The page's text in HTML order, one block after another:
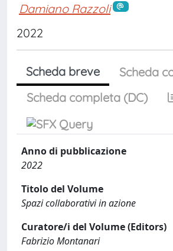
Damiano Razzoli
2022
Scheda breve
Scheda
Scheda completa (DC)
Anno di pubblicazione
2022
Titolo del Volume
Spazi collaborativi in azione
Curatore/i del Volume (Editors)
Fabrizio Montanari